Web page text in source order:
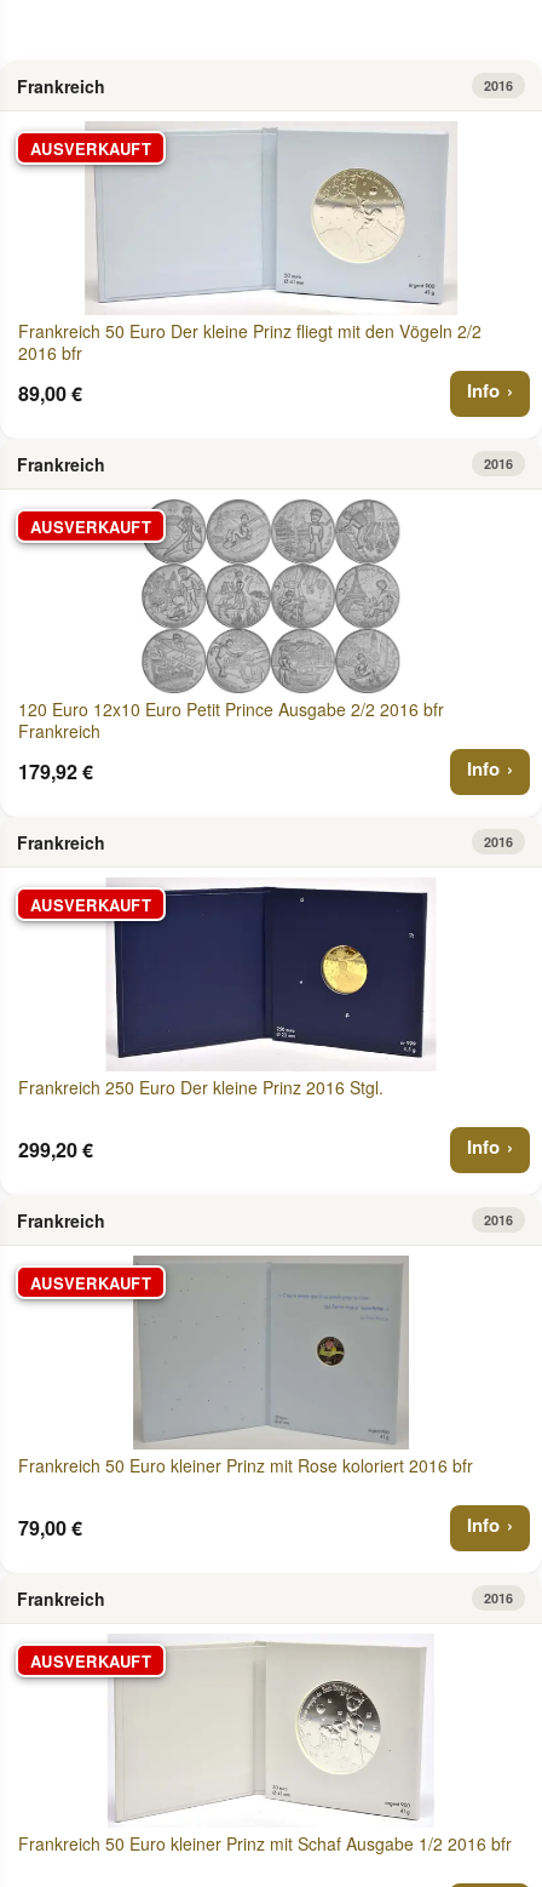
Frankreich 2016
AUSVERKAUFT
Frankreich 50 Euro Der kleine Prinz fliegt mit den Vögeln 2/2
2016 bfr
89,00 € Info
Frankreich 2016
AUSVERKAUFT
120 Euro 12x10 Euro Petit Prince Ausgabe 2/2 2016 bfr
Frankreich
179,92 € Info
Frankreich 2016
AUSVERKAUFT
Frankreich 250 Euro Der kleine Prinz 2016 Stgl.
299,20 € Info
Frankreich 2016
AUSVERKAUFT
Frankreich 50 Euro kleiner Prinz mit Rose koloriert 2016 bfr
79,00 € Info
Frankreich 2016
AUSVERKAUFT
Frankreich 50 Euro kleiner Prinz mit Schaf Ausgabe 1/2 2016 bfr